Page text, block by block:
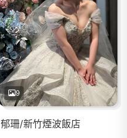
9
郁珊/新竹煙波飯店